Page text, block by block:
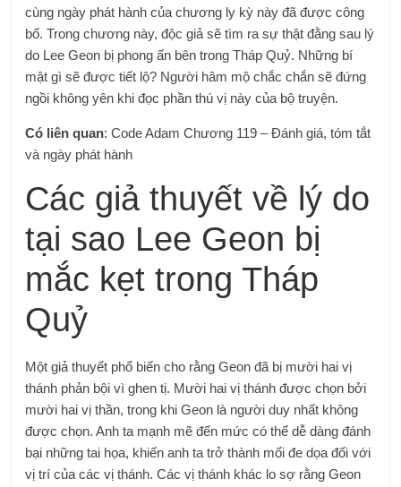
cùng ngày phát hành của chương ly kỳ này đã được công
bố. Trong chương này, độc giả sẽ tìm ra sự thật đằng sau lý
do Lee Geon bị phong ấn bên trong Tháp Quỷ. Những bí
mật gì sẽ được tiết lộ? Người hâm mộ chắc chắn sẽ đứng
ngồi không yên khi đọc phần thú vị này của bộ truyện.
Có liên quan: Code Adam Chương 119 – Đánh giá, tóm tắt
và ngày phát hành
Các giả thuyết về lý do
tại sao Lee Geon bị
mắc kẹt trong Tháp
Quỷ
Một giả thuyết phổ biến cho rằng Geon đã bị mười hai vị
thánh phản bội vì ghen tị. Mười hai vị thánh được chọn bởi
mười hai vị thần, trong khi Geon là người duy nhất không
được chọn. Anh ta mạnh mẽ đến mức có thể dễ dàng đánh
bại những tai họa, khiến anh ta trở thành mối đe dọa đối với
vị trí của các vị thánh. Các vị thánh khác lo sợ rằng Geon